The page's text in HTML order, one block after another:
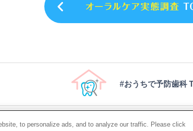
#おうちで予防歯科
ソーシャルメディアポリシー お問い合わせ
to personalize ads, and to analyze our traffic. Please click